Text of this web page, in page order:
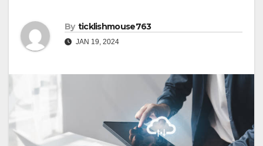
By ticklishmouse763
JAN 19, 2024